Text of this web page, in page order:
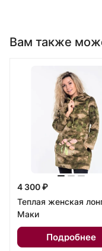
Вам также
4 300 ₽
Теплая женская
Маки
Подробнее